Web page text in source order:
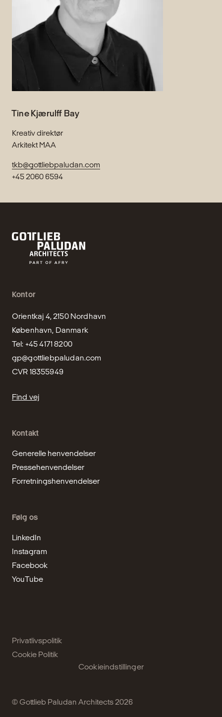
Tine Kjærulff Bay
Kreativ direktør
Arkitekt MAA
tkb@gottliebpaludan.com
+45 2060 6594
Kontor
Orientkaj 4, 2150 Nordhavn
København, Danmark
Tel: +45 4171 8200
gp@gottliebpaludan.com
CVR 18355949
Find vej
Kontakt
Generelle henvendelser
Pressehenvendelser
Forretningshenvendelser
© Gottlieb Paludan Architects 2026
Privatlivspolitik
Cookie Politik
Cookieindstillinger
Følg os
LinkedIn
Instagram
Facebook
YouTube